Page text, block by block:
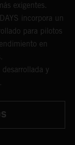
exigentes.
incorpora un
para pilotos
en
y